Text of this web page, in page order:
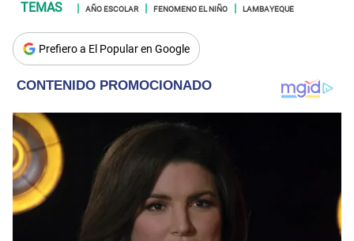
AÑO ESCOLAR FENOMENO EL NIÑO LAMBAYEQUE
Prefiero a El Popular en Google